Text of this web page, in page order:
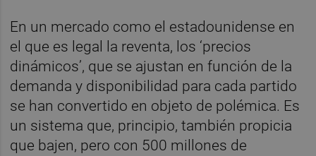
En un mercado como el estadounidense en
el que es legal la reventa, los ‘precios
dinámicos’, que se ajustan en función de la
demanda y disponibilidad para cada partido
se han convertido en objeto de polémica. Es
un sistema que, principio, también propicia
que bajen, pero con 500 millones de